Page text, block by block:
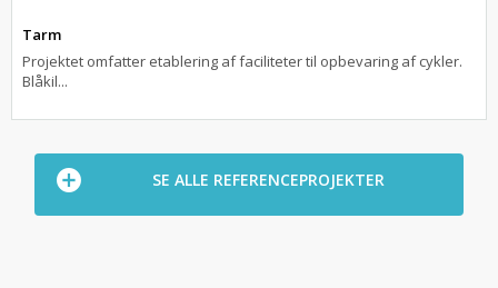
Tarm
Projektet omfatter etablering af faciliteter til opbevaring af cykler.
Blåkil...
SE ALLE REFERENCEPROJEKTER